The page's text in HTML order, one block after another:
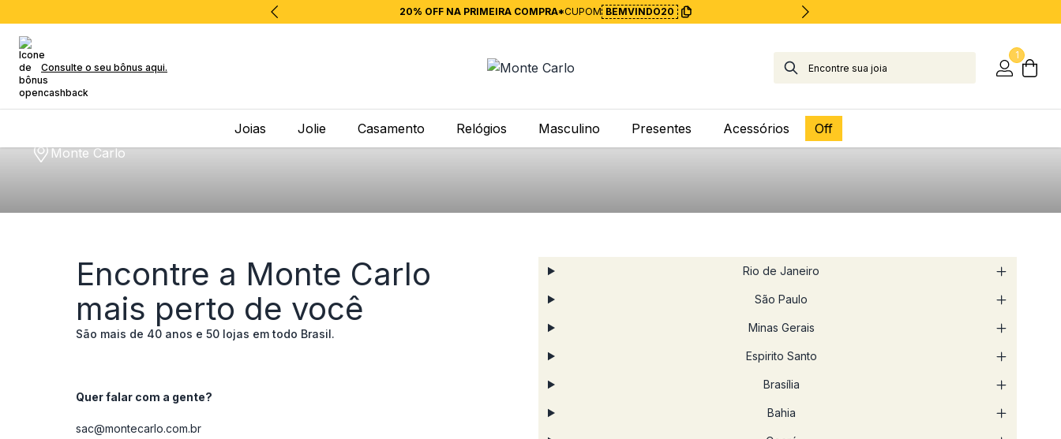
20% OFF NA PRIMEIRA COMPRA*CUPOM BEMVINDO20
Consulte o seu bônus aqui.
1
Joias Jolie Casamento Relógios Masculino Presentes Acessórios
Off
Monte Carlo
Encontre a Monte Carlo
mais perto de você
São mais de 40 anos e 50 lojas em todo Brasil.
Rio de Janeiro
São Paulo
Minas Gerais
Espirito Santo
Brasília
Bahia
Quer falar com a gente?
sac@montecarlo.com.br